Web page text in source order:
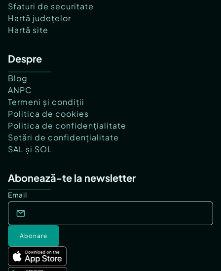
Sfaturi de securitate
Hartă județelor
Hartă site
Despre
Blog
ANPC
Termeni și condiții
Politica de cookies
Politica de confidențialitate
Setări de confidențialitate
SAL și SOL
Abonează-te la newsletter
Email
Abonare